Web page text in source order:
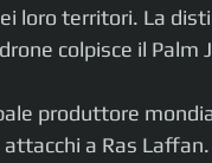
loro territori. La
colpisce il
produttore
a Ras